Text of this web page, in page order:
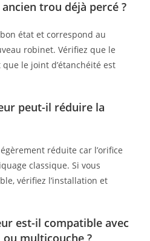
trou déjà percé ?
état et correspond au
robinet. Vérifiez que le
le joint d’étanchéité est
peut-il réduire la
réduite car l’orifice
classique. Si vous
vérifiez l’installation et
est-il compatible avec
ou multicouche ?